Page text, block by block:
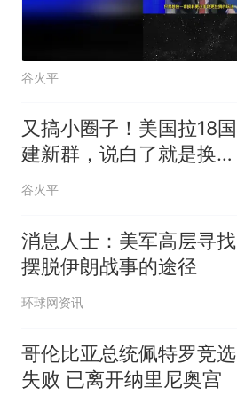
谷火平
又搞小圈子！美国拉18国
建新群，说白了就是换个
名头掌控拉美02
谷火平
消息人士：美军高层寻找
摆脱伊朗战事的途径
环球网资讯
哥伦比亚总统佩特罗竞选
失败 已离开纳里尼奥宫